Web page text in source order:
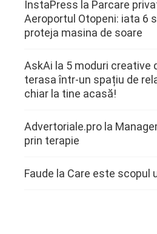
InstaPress la Parcare
Aeroportul Otopeni: iata 6
proteja masina de soare
AskAi la 5 moduri creative
terasa într-un spațiu de
chiar la tine acasă!
Advertoriale.pro la
prin terapie
Faude la Care este scopul